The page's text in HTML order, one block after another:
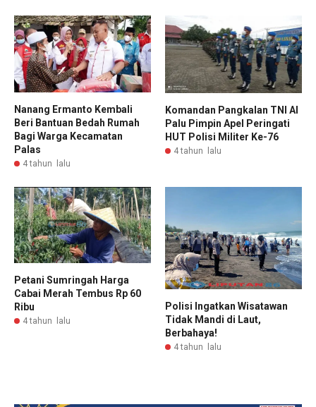
Nanang Ermanto Kembali
Beri Bantuan Bedah Rumah
Bagi Warga Kecamatan
Palas
4 tahun lalu
Komandan Pangkalan TNI Al
Palu Pimpin Apel Peringati
HUT Polisi Militer Ke-76
4 tahun lalu
Petani Sumringah Harga
Cabai Merah Tembus Rp 60
Ribu
4 tahun lalu
Polisi Ingatkan Wisatawan
Tidak Mandi di Laut,
Berbahaya!
4 tahun lalu